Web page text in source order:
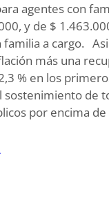
agentes con
y de $
familia a cargo.
más una
% en los
sostenimiento de
por encima de